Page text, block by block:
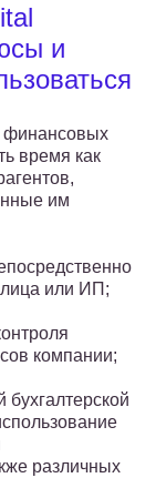
и
время как
им
лица или ИП;
компании;
различных